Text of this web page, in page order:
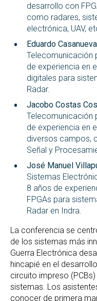
desarrollo con
como radares,
electrónica, UAV,
Eduardo
Telecomunicación
de experiencia en
digitales para
Radar.
Jacobo Costas
Telecomunicación
de experiencia en
diversos campos,
Señal y
José Manuel
Sistemas
8 años de
FPGAs para
Radar en Indra.
La conferencia se
de los sistemas más
Guerra Electrónica
hincapié en el
circuito impreso
sistemas. Los
conocer de primera